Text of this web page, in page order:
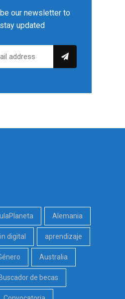
our newsletter to
stay updated
Alemania
digital aprendizaje
Australia
Buscador de becas